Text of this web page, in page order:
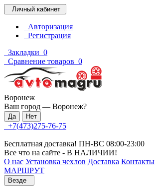
Личный кабинет
Авторизация
Регистрация
Закладки 0
Сравнение товаров 0
Воронеж
Ваш город — Воронеж?
+7(473)275-76-75
Бесплатная доставка! ПН-ВС 08:00-23:00
Все что на сайте - В НАЛИЧИИ!
О нас Установка чехлов Доставка Контакты
МАРШРУТ
Везде